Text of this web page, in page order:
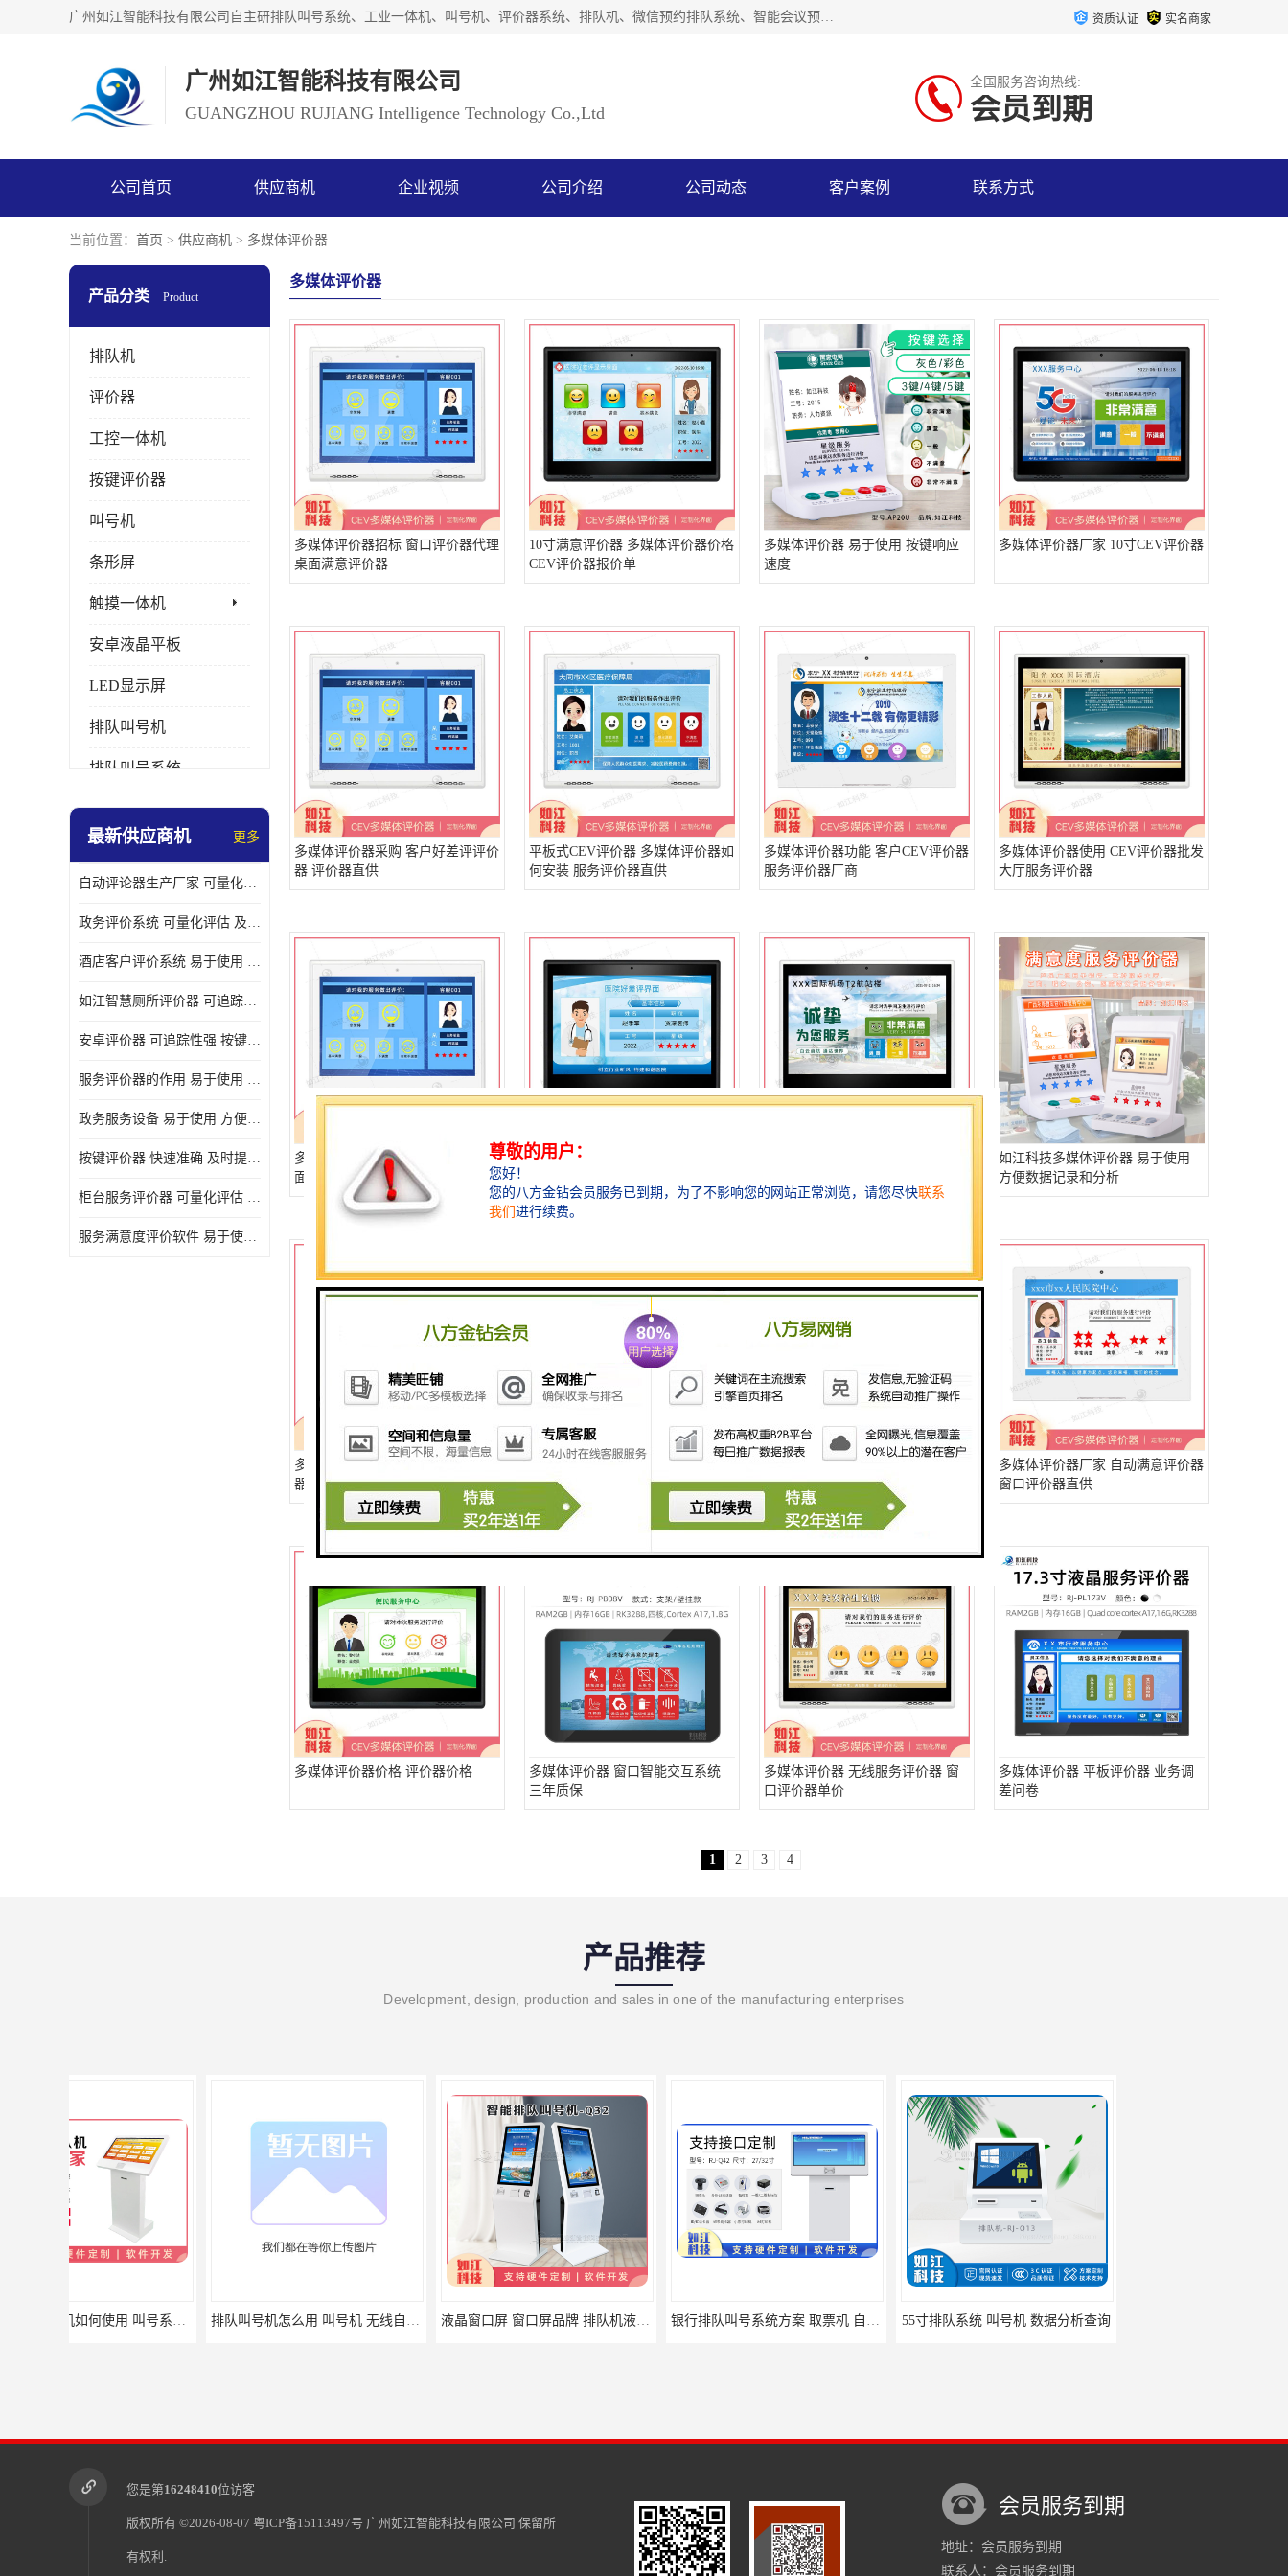
广州如江智能科技有限公司自主研排队叫号系统、工业一体机、叫号机、评价器系统、排队机、微信预约排队系统、智能会议预约系统、自助终端机、自助查询机、LED显示屏、触控一体机、平板会议一体机、教学一体机、室户外液晶广告机等生产以及解决方案，是一家高新技术企业，支持软硬件定制，全国上门安装售后服务。 资质认证 实名商家
广州如江智能科技有限公司
GUANGZHOU RUJIANG Intelligence Technology Co.,Ltd
全国服务咨询热线:
会员到期
公司首页 供应商机 企业视频 公司介绍 公司动态 客户案例 联系方式
当前位置： 首页 > 供应商机 > 多媒体评价器
产品分类 Product
排队机
评价器
工控一体机
按键评价器
叫号机
条形屏
触摸一体机
安卓液晶平板
LED显示屏
排队叫号机
排队叫号系统
拼接屏
壁挂广告机
液晶广告机
最新供应商机 更多
自动评论器生产厂家 可量化评估 适用于多种应用场景
政务评价系统 可量化评估 及时提供反馈
酒店客户评价系统 易于使用 按键响应速度
如江智慧厕所评价器 可追踪性强 及时提供反馈
安卓评价器 可追踪性强 按键响应速度
服务评价器的作用 易于使用 按键响应速度
政务服务设备 易于使用 方便数据记录和分析
按键评价器 快速准确 及时提供反馈
柜台服务评价器 可量化评估 及时提供反馈
服务满意度评价软件 易于使用 及时提供反馈
多媒体评价器
多媒体评价器招标 窗口评价器代理
桌面满意评价器
10寸满意评价器 多媒体评价器价格
CEV评价器报价单
多媒体评价器 易于使用 按键响应
速度
多媒体评价器厂家 10寸CEV评价器
多媒体评价器采购 客户好差评评价
器 评价器直供
平板式CEV评价器 多媒体评价器如
何安装 服务评价器直供
多媒体评价器功能 客户CEV评价器
服务评价器厂商
多媒体评价器使用 CEV评价器批发
大厅服务评价器
多媒体评价器系统 评价器供应 桌
面好差评评价器
多媒体CEV评价器 多媒体评价器图
如江科技多媒体评价器 易于使用
方便数据记录和分析
多媒体评价器使用 触摸屏CEV评价
器 评价器厂家批发
多媒体评价器 评价器 窗口办事指
南
多媒体评价器厂家 差评银行评价器
CEV评价器电话
多媒体评价器厂家 自动满意评价器
窗口评价器直供
多媒体评价器价格 评价器价格
多媒体评价器 窗口智能交互系统
三年质保
多媒体评价器 无线服务评价器 窗
口评价器单价
多媒体评价器 平板评价器 业务调
差问卷
1 2 3 4
产品推荐
Development, design, production and sales in one of the manufacturing enterprises
排队叫号机怎么用 叫号机 无线自助服务 液晶窗口屏 窗口屏品牌 排队机液晶窗口屏价格 银行排队叫号系统方案 取票机 自助排队 55寸排队系统 叫号机 数据分析查询 75寸壁挂广告机 液晶广告机
您是第16248410位访客
版权所有 ©2026-08-07 粤ICP备15113497号 广州如江智能科技有限公司 保留所
有权利.
会员服务到期
地址：会员服务到期
联系人：会员服务到期